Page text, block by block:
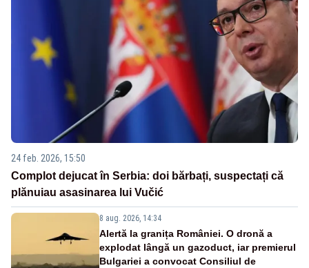
24 feb. 2026, 15:50
Complot dejucat în Serbia: doi bărbați, suspectați că
plănuiau asasinarea lui Vučić
8 aug. 2026, 14:34
Alertă la granița României. O dronă a
explodat lângă un gazoduct, iar premierul
Bulgariei a convocat Consiliul de